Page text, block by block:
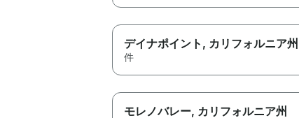
デイナポイント , カリフォルニア州
件
モレノバレー, カリフォルニア州